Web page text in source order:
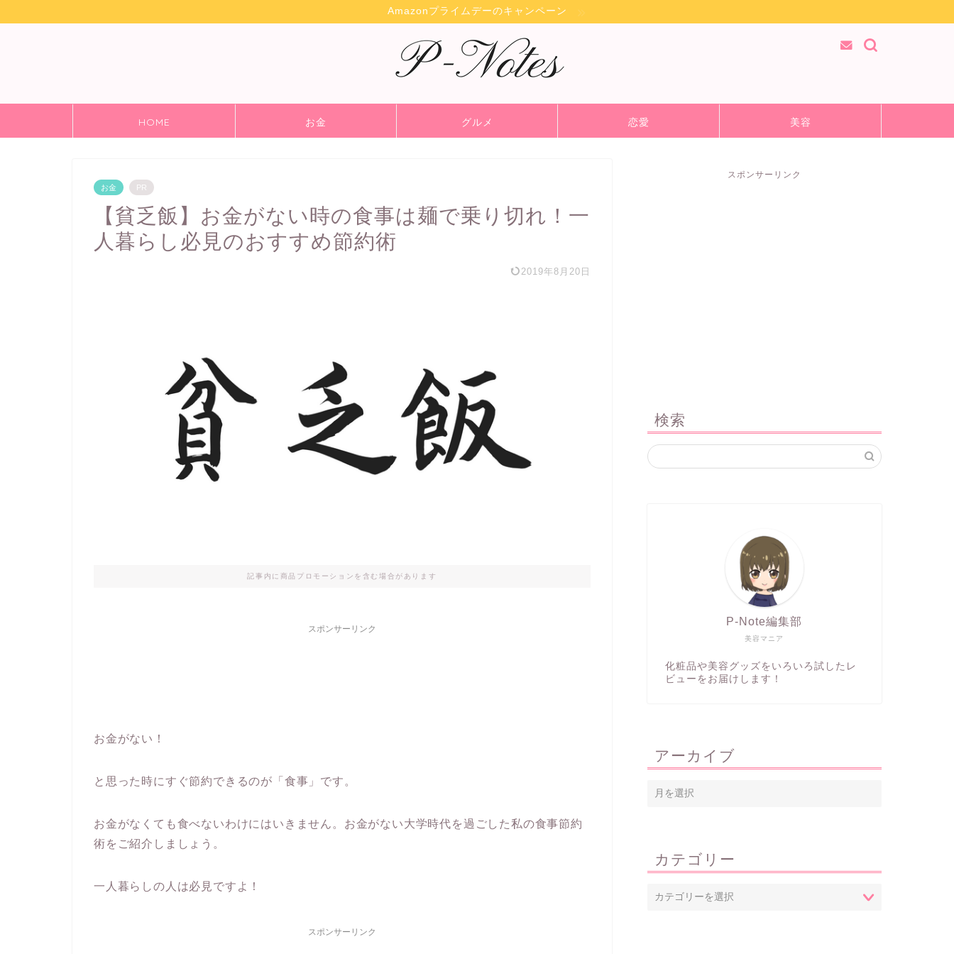
Amazonプライムデーのキャンペーン
HOME お金 グルメ 恋愛 美容
お金 PR
【貧乏飯】お金がない時の食事は麺で乗り切れ！一
人暮らし必見のおすすめ節約術
2019年8月20日
記事内に商品プロモーションを含む場合があります
スポンサーリンク
お金がない！
と思った時にすぐ節約できるのが「食事」です。
お金がなくても食べないわけにはいきません。お金がない大学時代を過ごした私の食事節約
術をご紹介しましょう。
一人暮らしの人は必見ですよ！
スポンサーリンク
スポンサーリンク
検索
美容マニア
P-Note編集部
化粧品や美容グッズをいろいろ試したレ
ビューをお届けします！
アーカイブ
カテゴリー